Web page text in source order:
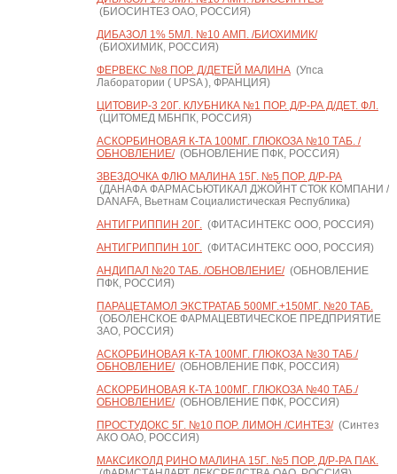
(БИОСИНТЕЗ ОАО, РОССИЯ)
ДИБАЗОЛ 1% 5МЛ. №10 АМП. /БИОХИМИК/
(БИОХИМИК, РОССИЯ)
ФЕРВЕКС №8 ПОР. Д/ДЕТЕЙ МАЛИНА(Упса
Лаборатории ( UPSA ), ФРАНЦИЯ)
ЦИТОВИР-3 20Г. КЛУБНИКА №1 ПОР. Д/Р-РА Д/ДЕТ. ФЛ.
(ЦИТОМЕД МБНПК, РОССИЯ)
АСКОРБИНОВАЯ К-ТА 100МГ. ГЛЮКОЗА №10 ТАБ. /
ОБНОВЛЕНИЕ/(ОБНОВЛЕНИЕ ПФК, РОССИЯ)
ЗВЕЗДОЧКА ФЛЮ МАЛИНА 15Г. №5 ПОР. Д/Р-РА
(ДАНАФА ФАРМАСЬЮТИКАЛ ДЖОЙНТ СТОК КОМПАНИ /
DANAFA, Вьетнам Социалистическая Республика)
АНТИГРИППИН 20Г.(ФИТАСИНТЕКС ООО, РОССИЯ)
АНТИГРИППИН 10Г.(ФИТАСИНТЕКС ООО, РОССИЯ)
АНДИПАЛ №20 ТАБ. /ОБНОВЛЕНИЕ/(ОБНОВЛЕНИЕ
ПФК, РОССИЯ)
ПАРАЦЕТАМОЛ ЭКСТРАТАБ 500МГ.+150МГ. №20 ТАБ.
(ОБОЛЕНСКОЕ ФАРМАЦЕВТИЧЕСКОЕ ПРЕДПРИЯТИЕ
ЗАО, РОССИЯ)
АСКОРБИНОВАЯ К-ТА 100МГ. ГЛЮКОЗА №30 ТАБ./
ОБНОВЛЕНИЕ/(ОБНОВЛЕНИЕ ПФК, РОССИЯ)
АСКОРБИНОВАЯ К-ТА 100МГ. ГЛЮКОЗА №40 ТАБ./
ОБНОВЛЕНИЕ/(ОБНОВЛЕНИЕ ПФК, РОССИЯ)
ПРОСТУДОКС 5Г. №10 ПОР. ЛИМОН /СИНТЕЗ/(Синтез
АКО ОАО, РОССИЯ)
МАКСИКОЛД РИНО МАЛИНА 15Г. №5 ПОР. Д/Р-РА ПАК.